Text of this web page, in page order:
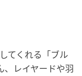
てくれる「ブル
、レイヤードや羽